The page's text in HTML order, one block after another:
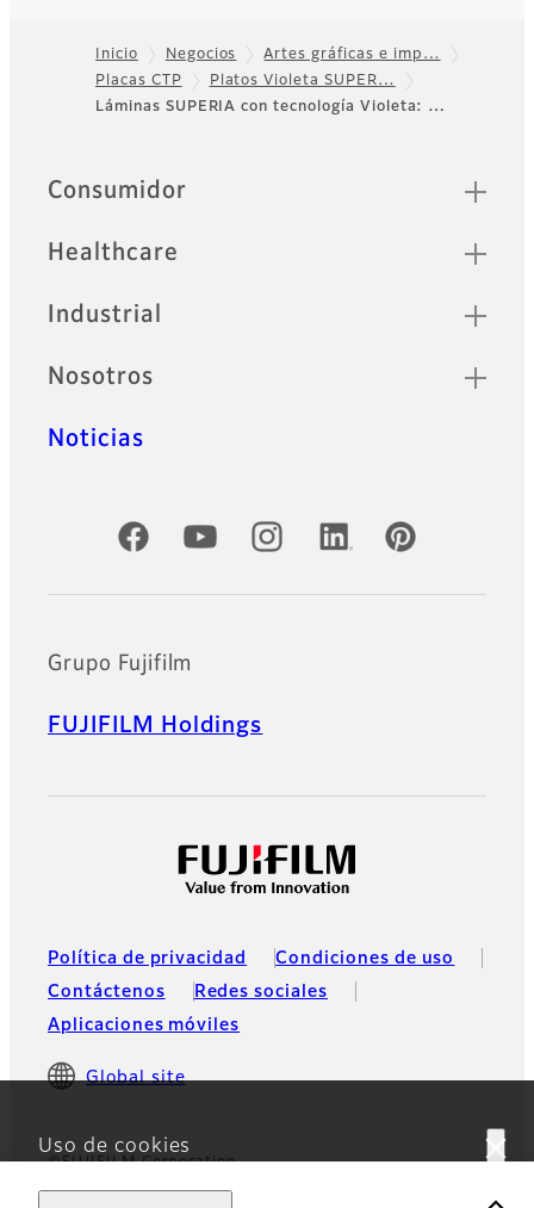
Uso de cookies
Este sitio web utiliza cookies. Al usar el sitio, usted
Footer
Inicio Negocios
Artes gráficas e imp…
Placas CTP
Platos Violeta SUPER…
Láminas SUPERIA con tecnología Violeta: …
Sitemap
Consumidor
Healthcare
Industrial
Nosotros
Noticias
Cuentas oficiales de redes sociales
Grupo Fujifilm
FUJIFILM Holdings
Política de privacidad
Condiciones de uso
Contáctenos
Redes sociales
Aplicaciones móviles
Global site
©FUJIFILM Corporation